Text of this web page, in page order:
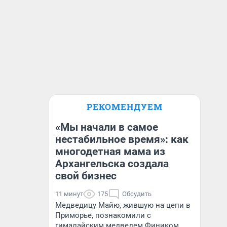
РЕКОМЕНДУЕМ
«Мы начали в самое
нестабильное время»: как
многодетная мама из
Архангельска создала
свой бизнес
11 минут 175 Обсудить
Медведицу Майю, жившую на цепи в
Приморье, познакомили с